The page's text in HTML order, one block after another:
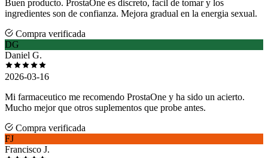
Buen producto. ProstaOne es discreto, facil de tomar y los
ingredientes son de confianza. Mejora gradual en la energia sexual.
Compra verificada
DG
Daniel G.
2026-03-16
Mi farmaceutico me recomendo ProstaOne y ha sido un acierto.
Mucho mejor que otros suplementos que probe antes.
Compra verificada
FJ
Francisco J.